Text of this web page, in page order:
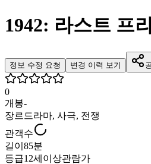
1942: 라스트 프
정보 수정 요청 변경 이력 보기
0
개봉-
장르 드라마, 사극, 전쟁
관객수
길이 85분
등급12세이상관람가